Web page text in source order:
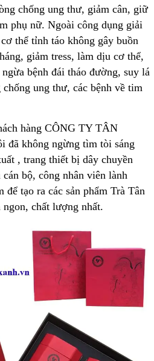
chống ung thư, giảm cân, giữ
phụ nữ. Ngoài công dụng giải
thể tỉnh táo không gây buồn
giảm tress, làm dịu cơ thể,
bệnh đái tháo đường, suy lá
ung thư, các bệnh về tim
hàng CÔNG TY TÂN
đã không ngừng tìm tòi sáng
, trang thiết bị dây chuyền
bộ, công nhân viên lành
để tạo ra các sản phẩm Trà Tân
chất lượng nhất.